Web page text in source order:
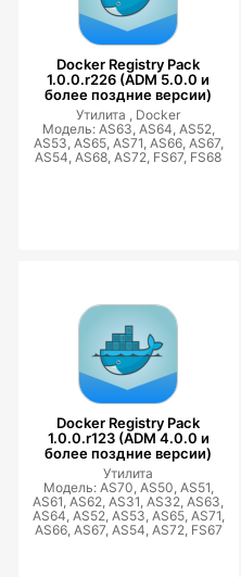
Docker Registry Pack
1.0.0.r226 (ADM 5.0.0 и
более поздние версии)
Утилита , Docker
Модель: AS63, AS64, AS52,
AS53, AS65, AS71, AS66, AS67,
AS54, AS68, AS72, FS67, FS68
Docker Registry Pack
1.0.0.r123 (ADM 4.0.0 и
более поздние версии)
Утилита
Модель: AS70, AS50, AS51,
AS61, AS62, AS31, AS32, AS63,
AS64, AS52, AS53, AS65, AS71,
AS66, AS67, AS54, AS72, FS67